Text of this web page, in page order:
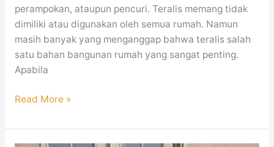
perampokan, ataupun pencuri. Teralis memang tidak
dimiliki atau digunakan oleh semua rumah. Namun
masih banyak yang menganggap bahwa teralis salah
satu bahan bangunan rumah yang sangat penting.
Apabila
Read More »